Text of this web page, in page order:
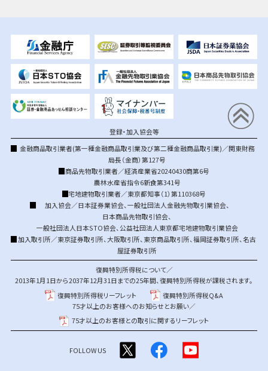
登録・加入協会等
金融商品取引業者(第一種金融商品取引業及び第二種金融商品取引業)／関東財務
局長（金商）第127号
商品先物取引業者／経済産業省20240430商第6号
農林水産省指令6新食第341号
宅地建物取引業者／東京都知事（1）第110368号
加入協会／日本証券業協会、 一般社団法人金融先物取引業協会、
日本商品先物取引協会、
一般社団法人日本STO協会、 公益社団法人東京都宅地建物取引業協会
加入取引所／東京証券取引所、大阪取引所、 東京商品取引所、福岡証券取引所、名古
屋証券取引所
復興特別所得税について／
2013年1月1日から2037年12月31日までの25年間、復興特別所得税が課税されます。
復興特別所得税リーフレット
復興特別所得税Q&A
75才以上のお客様へのお知らせとお願い／
75才以上のお客様との取引に関するリーフレット
FOLLOW US